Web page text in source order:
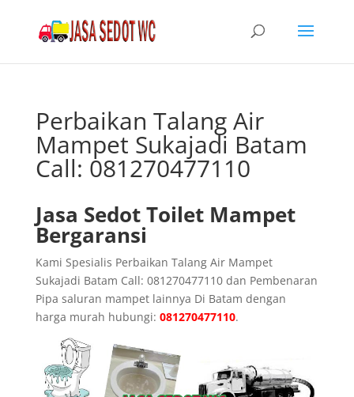
Perbaikan Talang Air
Mampet Sukajadi Batam
Call: 081270477110
Jasa Sedot Toilet Mampet
Bergaransi
Kami Spesialis Perbaikan Talang Air Mampet
Sukajadi Batam Call: 081270477110 dan Pembenaran
Pipa saluran mampet lainnya Di Batam dengan
harga murah hubungi: 081270477110.